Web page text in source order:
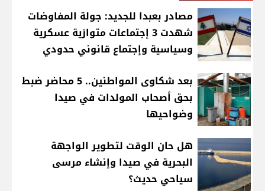
مصادر بعبدا للجديد: جولة المفاوضات
شهدت 3 إجتماعات متوازية عسكرية
وسياسية وإجتماع قانوني حدودي
بعد شكاوى المواطنين.. 5 محاضر ضبط
بحق أصحاب المولدات في صيدا
وضواحيها
هل حان الوقت لتطوير الواجهة
البحرية في صيدا وإنشاء مرسى
سياحي حديث؟